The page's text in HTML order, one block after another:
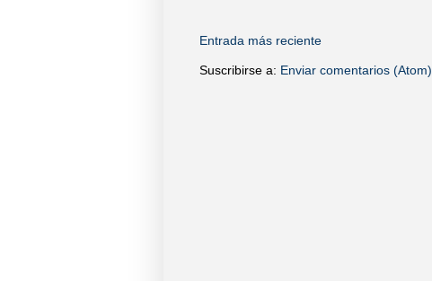
Entrada más reciente
Suscribirse a: Enviar comentarios (Atom)